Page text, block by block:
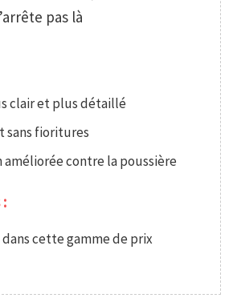
pas là
clair et plus détaillé
sans fioritures
contre la poussière
cette gamme de prix